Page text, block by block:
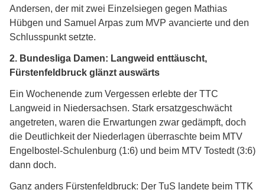
Andersen, der mit zwei Einzelsiegen gegen Mathias
Hübgen und Samuel Arpas zum MVP avancierte und den
Schlusspunkt setzte.
2. Bundesliga Damen: Langweid enttäuscht,
Fürstenfeldbruck glänzt auswärts
Ein Wochenende zum Vergessen erlebte der TTC
Langweid in Niedersachsen. Stark ersatzgeschwächt
angetreten, waren die Erwartungen zwar gedämpft, doch
die Deutlichkeit der Niederlagen überraschte beim MTV
Engelbostel-Schulenburg (1:6) und beim MTV Tostedt (3:6)
dann doch.
Ganz anders Fürstenfeldbruck: Der TuS landete beim TTK